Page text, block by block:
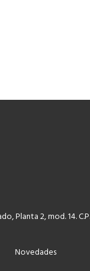
Planta 2, mod. 14.
Novedades